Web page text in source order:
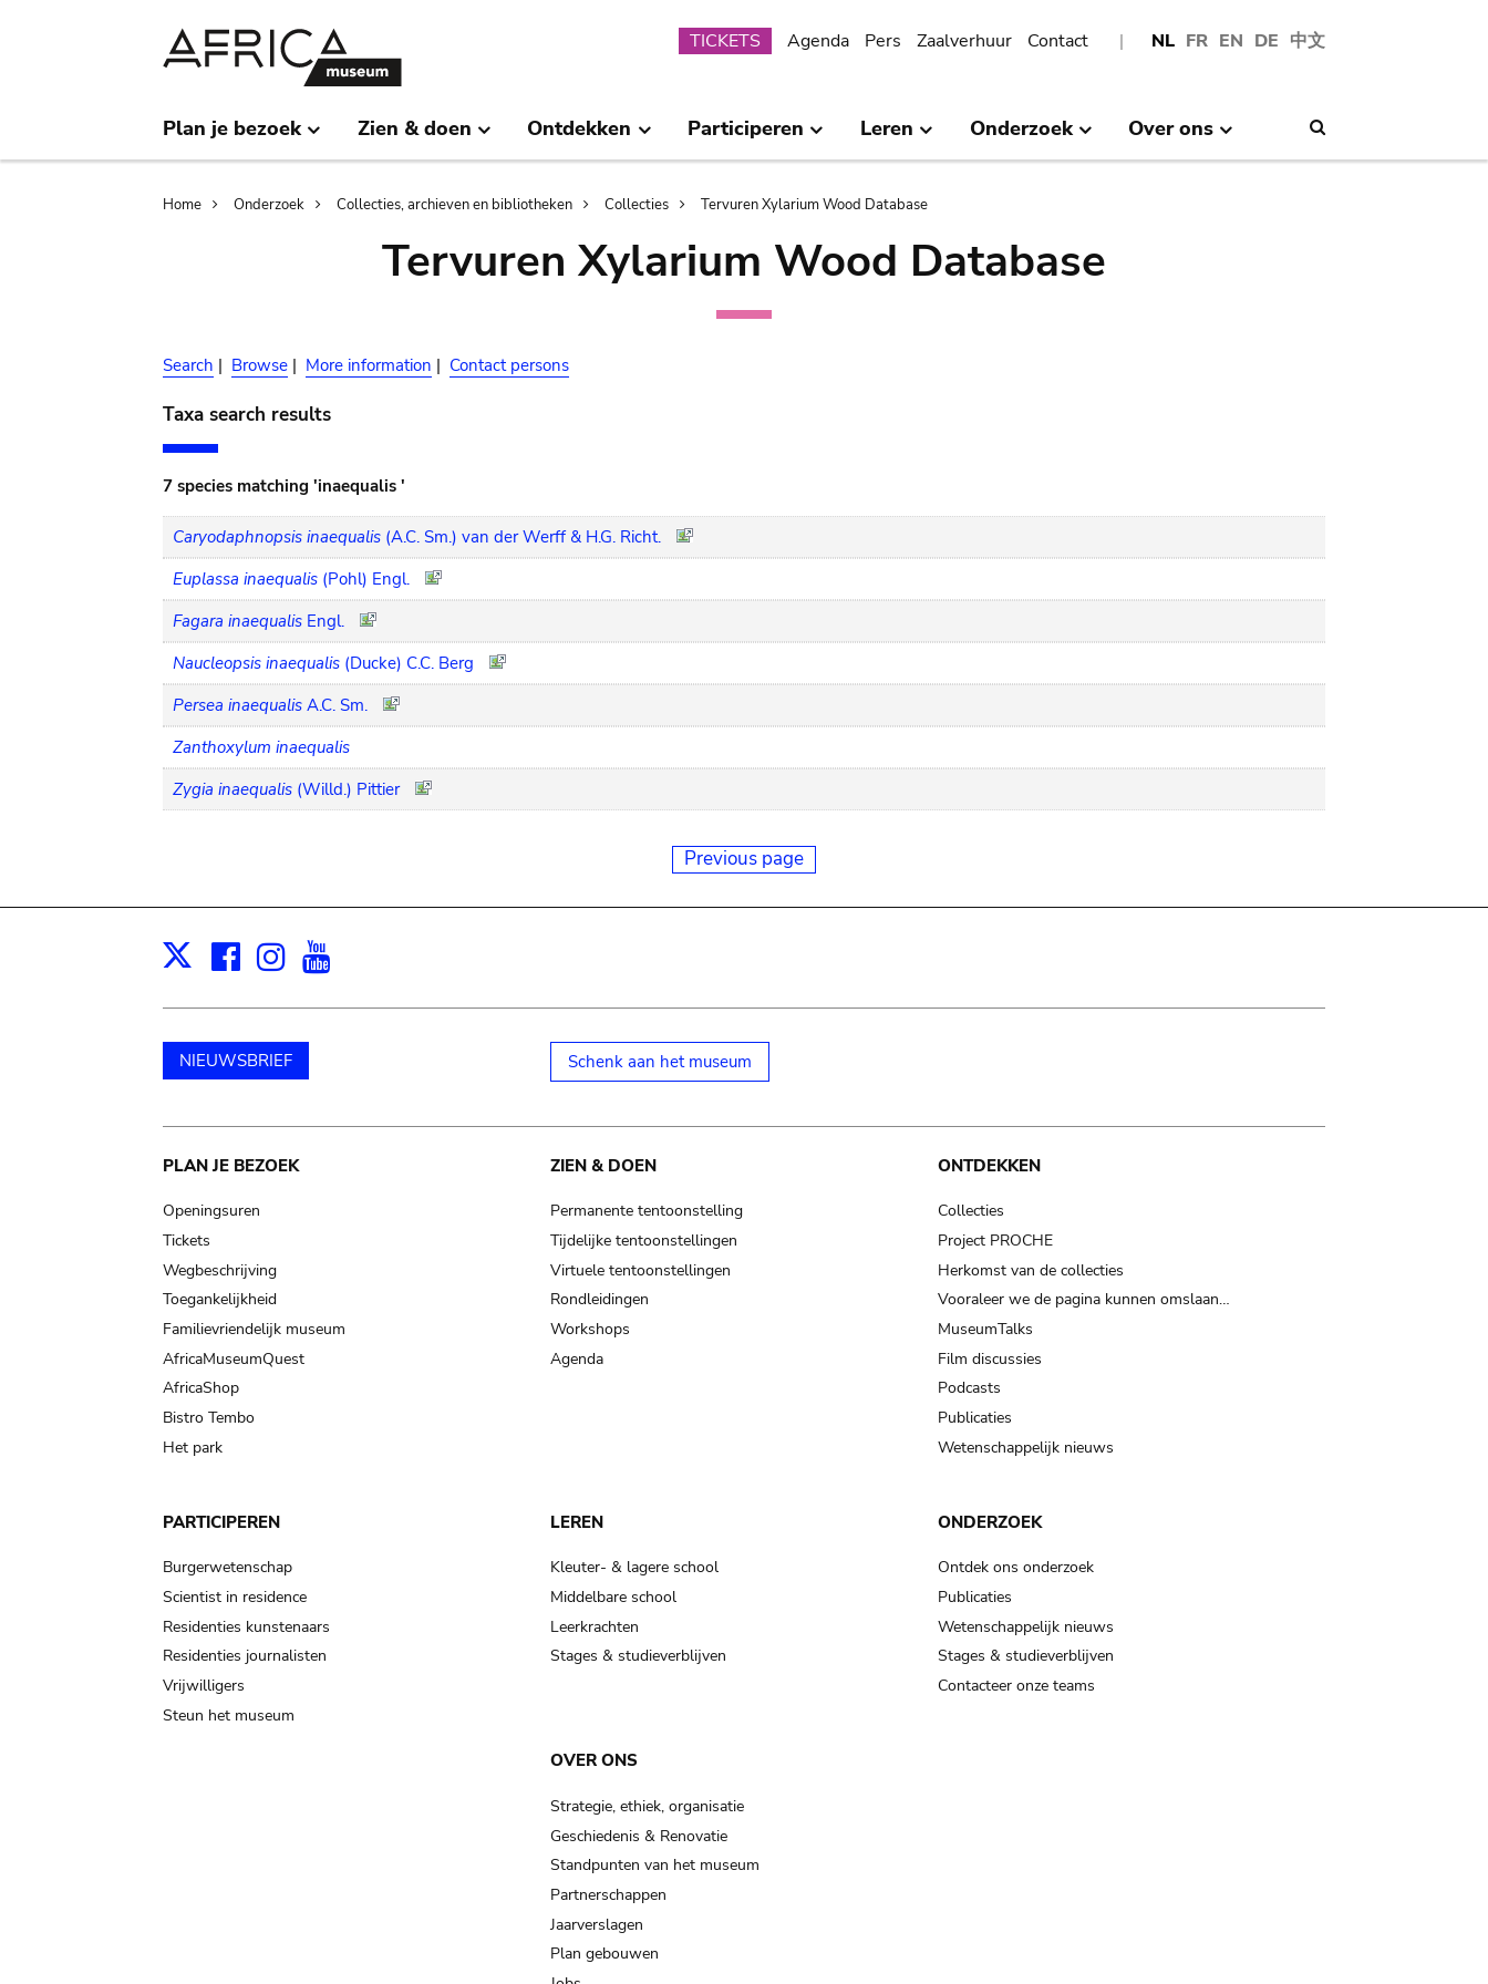
NL FR EN DE 中文
Submenu
TICKETS Agenda Pers Zaalverhuur Contact
Plan je bezoek Zien & doen Ontdekken Participeren Leren Onderzoek Over ons
Breadcrumb
Home Onderzoek Collecties, archieven en bibliotheken Collecties Tervuren Xylarium Wood Database
Tervuren Xylarium Wood Database
Search | Browse | More information | Contact persons
Taxa search results
7 species matching 'inaequalis '
Caryodaphnopsis inaequalis (A.C. Sm.) van der Werff & H.G. Richt.
Euplassa inaequalis (Pohl) Engl.
Fagara inaequalis Engl.
Naucleopsis inaequalis (Ducke) C.C. Berg
Persea inaequalis A.C. Sm.
Zanthoxylum inaequalis
Zygia inaequalis (Willd.) Pittier
Previous page
X Facebook
Instagram
NIEUWSBRIEF Schenk aan het museum
Main
navigation
PLAN JE BEZOEK
Openingsuren
Tickets
Wegbeschrijving
Toegankelijkheid
Familievriendelijk museum
AfricaMuseumQuest
AfricaShop
Bistro Tembo
Het park
ZIEN & DOEN
Permanente tentoonstelling
Tijdelijke tentoonstellingen
Virtuele tentoonstellingen
Rondleidingen
Workshops
Agenda
ONTDEKKEN
Collecties
Project PROCHE
Herkomst van de collecties
Vooraleer we de pagina kunnen omslaan…
MuseumTalks
Film discussies
Podcasts
Publicaties
Wetenschappelijk nieuws
PARTICIPEREN
Burgerwetenschap
Scientist in residence
Residenties kunstenaars
Residenties journalisten
Vrijwilligers
Steun het museum
LEREN
Kleuter- & lagere school
Middelbare school
Leerkrachten
Stages & studieverblijven
ONDERZOEK
Ontdek ons onderzoek
Publicaties
Wetenschappelijk nieuws
Stages & studieverblijven
Contacteer onze teams
OVER ONS
Strategie, ethiek, organisatie
Geschiedenis & Renovatie
Standpunten van het museum
Partnerschappen
Jaarverslagen
Plan gebouwen